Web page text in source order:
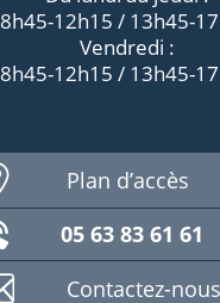
8h45-12h15 / 13h45-
Vendredi :
8h45-12h15 / 13h45-
Plan d’accès
05 63 83 61 61
Contactez-nous